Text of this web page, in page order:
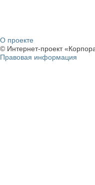
О проекте
© Интернет-проект
Правовая информация